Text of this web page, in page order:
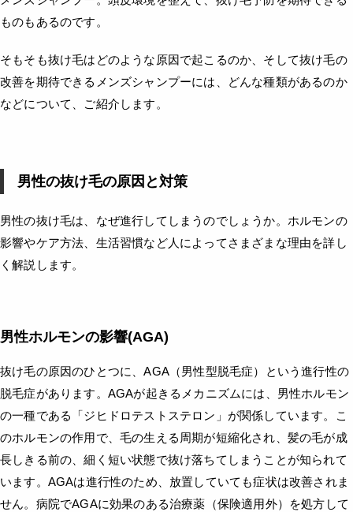
ものもあるのです。
そもそも抜け毛はどのような原因で起こるのか、そして抜け毛の
改善を期待できるメンズシャンプーには、どんな種類があるのか
などについて、ご紹介します。
男性の抜け毛の原因と対策
男性の抜け毛は、なぜ進行してしまうのでしょうか。ホルモンの
影響やケア方法、生活習慣など人によってさまざまな理由を詳し
く解説します。
男性ホルモンの影響(AGA)
抜け毛の原因のひとつに、AGA（男性型脱毛症）という進行性の
脱毛症があります。AGAが起きるメカニズムには、男性ホルモン
の一種である「ジヒドロテストステロン」が関係しています。こ
のホルモンの作用で、毛の生える周期が短縮化され、髪の毛が成
長しきる前の、細く短い状態で抜け落ちてしまうことが知られて
います。AGAは進行性のため、放置していても症状は改善されま
せん。病院でAGAに効果のある治療薬（保険適用外）を処方して